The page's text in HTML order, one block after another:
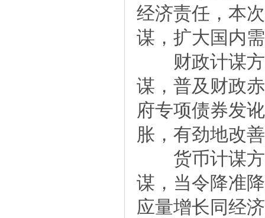
经济责任，本
谋，扩大国内
财政计谋方
谋，普及财政
府专项债券发
胀，有劲地改
货币计谋方
谋，当令降准
应量增长同经